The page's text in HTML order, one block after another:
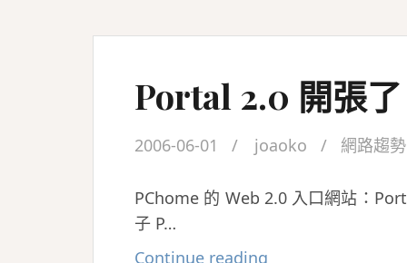
推
聯
名
網
Portal 2.0 開張了
2006-06-01 joaoko 網路趨勢
PChome 的 Web 2.0 入口網站：
子 P…
Continue reading